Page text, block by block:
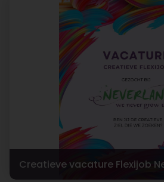
Creatieve vacature Flexijob